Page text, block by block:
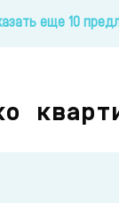
еще 10